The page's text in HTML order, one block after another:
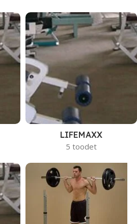
LIFEMAXX
5 toodet